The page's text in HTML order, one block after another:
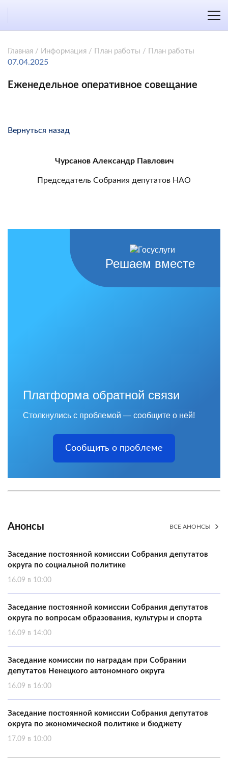
Главная / Информация / План работы / План работы
07.04.2025
Еженедельное оперативное совещание
Вернуться назад
Чурсанов Александр Павлович
Председатель Собрания депутатов НАО
Решаем вместе
Платформа обратной связи
Столкнулись с проблемой — сообщите о ней!
Сообщить о проблеме
Анонсы ВСЕ АНОНСЫ
Заседание постоянной комиссии Собрания депутатов
округа по социальной политике
16.09 в 10:00
Заседание постоянной комиссии Собрания депутатов
округа по вопросам образования, культуры и спорта
16.09 в 14:00
Заседание комиссии по наградам при Собрании
депутатов Ненецкого автономного округа
16.09 в 16:00
Заседание постоянной комиссии Собрания депутатов
округа по экономической политике и бюджету
17.09 в 10:00